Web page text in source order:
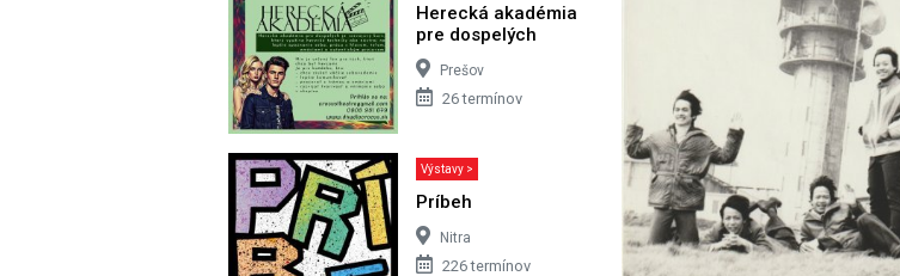
Herecká akadémia
pre dospelých
Prešov
26 termínov
Výstavy >
Príbeh
Nitra
226 termínov